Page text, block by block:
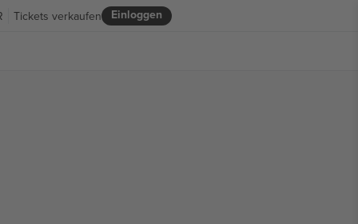
Einloggen
Tickets verkaufen